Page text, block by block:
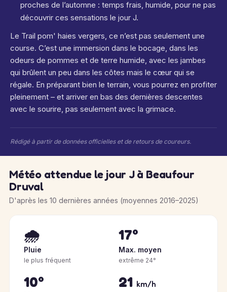
proches de l’automne : temps frais, humide, pour ne pas
découvrir ces sensations le jour J.
Le Trail pom' haies vergers, ce n’est pas seulement une
course. C’est une immersion dans le bocage, dans les
odeurs de pommes et de terre humide, avec les jambes
qui brûlent un peu dans les côtes mais le cœur qui se
régale. En préparant bien le terrain, vous pourrez en profiter
pleinement – et arriver en bas des dernières descentes
avec le sourire, pas seulement avec la grimace.
Rédigé à partir de données officielles et de retours de coureurs.
Météo attendue le jour J à Beaufour
Druval
D'après les 10 dernières années (moyennes 2016–2025)
🌧️
Pluie
le plus fréquent
17°
Max. moyen
extrême 24°
10° 21 km/h